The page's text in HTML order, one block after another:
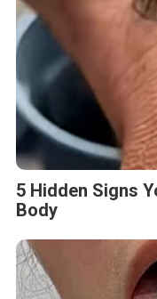
5 Hidden Signs
Body